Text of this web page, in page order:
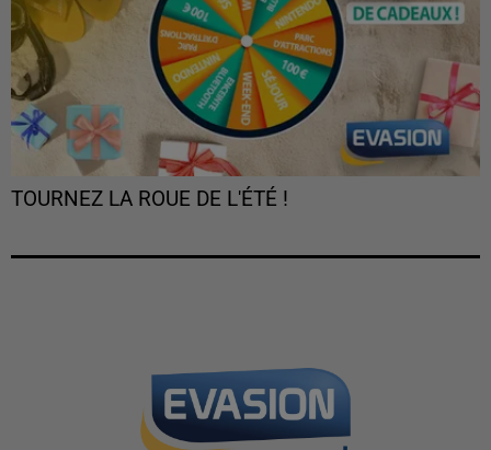
TOURNEZ LA ROUE DE L'ÉTÉ !